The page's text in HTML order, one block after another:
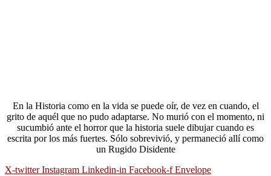
En la Historia como en la vida se puede oír, de vez en cuando, el
grito de aquél que no pudo adaptarse. No murió con el momento, ni
sucumbió ante el horror que la historia suele dibujar cuando es
escrita por los más fuertes. Sólo sobrevivió, y permaneció allí como
un Rugido Disidente
X-twitter Instagram Linkedin-in Facebook-f Envelope